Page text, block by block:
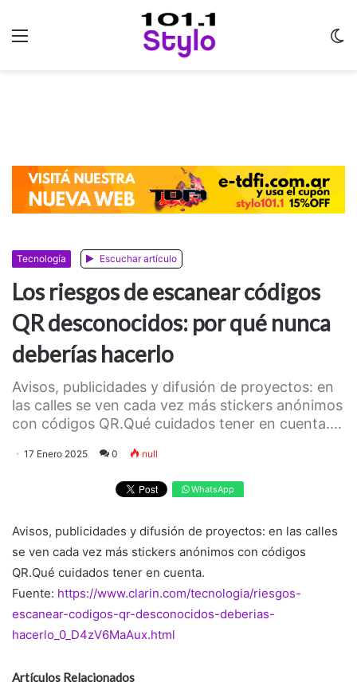
Tecnología Escuchar artículo
Los riesgos de escanear códigos
QR desconocidos: por qué nunca
deberías hacerlo
Avisos, publicidades y difusión de proyectos: en
las calles se ven cada vez más stickers anónimos
con códigos QR.Qué cuidados tener en cuenta....
17 Enero 2025 0 null
WhatsApp
Avisos, publicidades y difusión de proyectos: en las calles
se ven cada vez más stickers anónimos con códigos
QR.Qué cuidados tener en cuenta.
Fuente: https://www.clarin.com/tecnologia/riesgos-
escanear-codigos-qr-desconocidos-deberias-
hacerlo_0_D4zV6MaAux.html
Artículos Relacionados